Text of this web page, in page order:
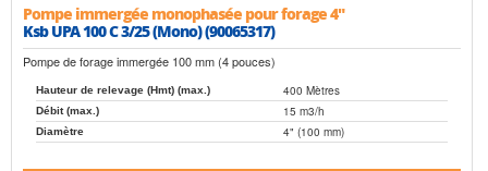
Pompe immergée monophasée pour forage 4"
Ksb UPA 100 C 3/25 (Mono) (90065317)
Pompe de forage immergée 100 mm (4 pouces)
Hauteur de relevage (Hmt) (max.) 400 Mètres
Débit (max.) 15 m3/h
Diamètre 4" (100 mm)